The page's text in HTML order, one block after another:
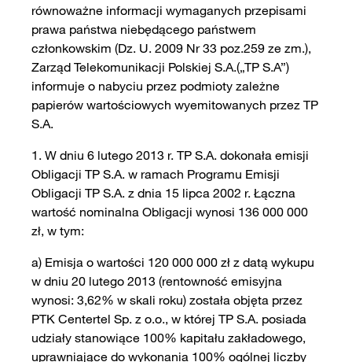
równoważne informacji wymaganych przepisami
prawa państwa niebędącego państwem
członkowskim (Dz. U. 2009 Nr 33 poz.259 ze zm.),
Zarząd Telekomunikacji Polskiej S.A.(„TP S.A”)
informuje o nabyciu przez podmioty zależne
papierów wartościowych wyemitowanych przez TP
S.A.
1. W dniu 6 lutego 2013 r. TP S.A. dokonała emisji
Obligacji TP S.A. w ramach Programu Emisji
Obligacji TP S.A. z dnia 15 lipca 2002 r. Łączna
wartość nominalna Obligacji wynosi 136 000 000
zł, w tym:
a) Emisja o wartości 120 000 000 zł z datą wykupu
w dniu 20 lutego 2013 (rentowność emisyjna
wynosi: 3,62% w skali roku) została objęta przez
PTK Centertel Sp. z o.o., w której TP S.A. posiada
udziały stanowiące 100% kapitału zakładowego,
uprawniające do wykonania 100% ogólnej liczby